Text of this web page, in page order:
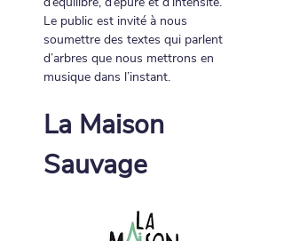
Le public est invité à nous
soumettre des textes qui parlent
d’arbres que nous mettrons en
musique dans l’instant.
La Maison
Sauvage